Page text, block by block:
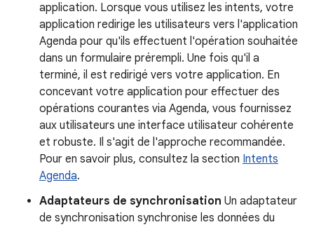
application. Lorsque vous utilisez les intents, votre
application redirige les utilisateurs vers l'application
Agenda pour qu'ils effectuent l'opération souhaitée
dans un formulaire prérempli. Une fois qu'il a
terminé, il est redirigé vers votre application. En
concevant votre application pour effectuer des
opérations courantes via Agenda, vous fournissez
aux utilisateurs une interface utilisateur cohérente
et robuste. Il s'agit de l'approche recommandée.
Pour en savoir plus, consultez la section Intents
Agenda.
Adaptateurs de synchronisation Un adaptateur
de synchronisation synchronise les données du